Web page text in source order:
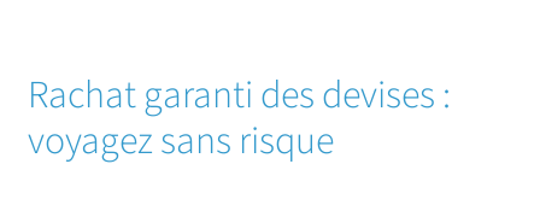
Rachat garanti des devises :
voyagez sans risque